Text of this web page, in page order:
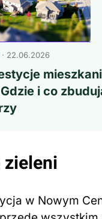
· 22.06.2026
i co
w Nowym